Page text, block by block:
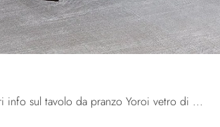
Vuoi avere ulteriori info sul tavolo da pranzo Yoroi vetro di Calligaris? Clicca e ottieni informazioni sui modelli fissi del brand.